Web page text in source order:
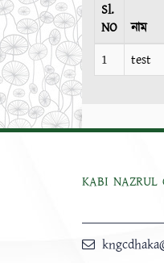
Sl.
NO
নাম
1
test
KABI NAZRUL